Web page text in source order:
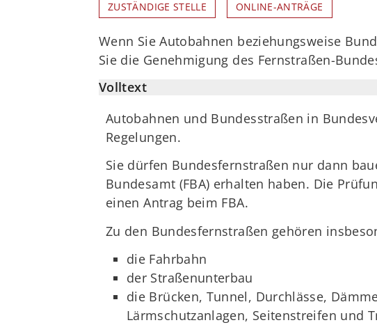
ZUSTÄNDIGE STELLE ONLINE-ANTRÄGE
Wenn Sie Autobahnen beziehungsweise
Sie die Genehmigung des Fernstraßen-
Volltext
Autobahnen und Bundesstraßen in
Regelungen.
Sie dürfen Bundesfernstraßen nur dann
Bundesamt (FBA) erhalten haben. Die
einen Antrag beim FBA.
Zu den Bundesfernstraßen gehören
die Fahrbahn
der Straßenunterbau
die Brücken, Tunnel, Durchlässe,
Lärmschutzanlagen, Seitenstreifen und